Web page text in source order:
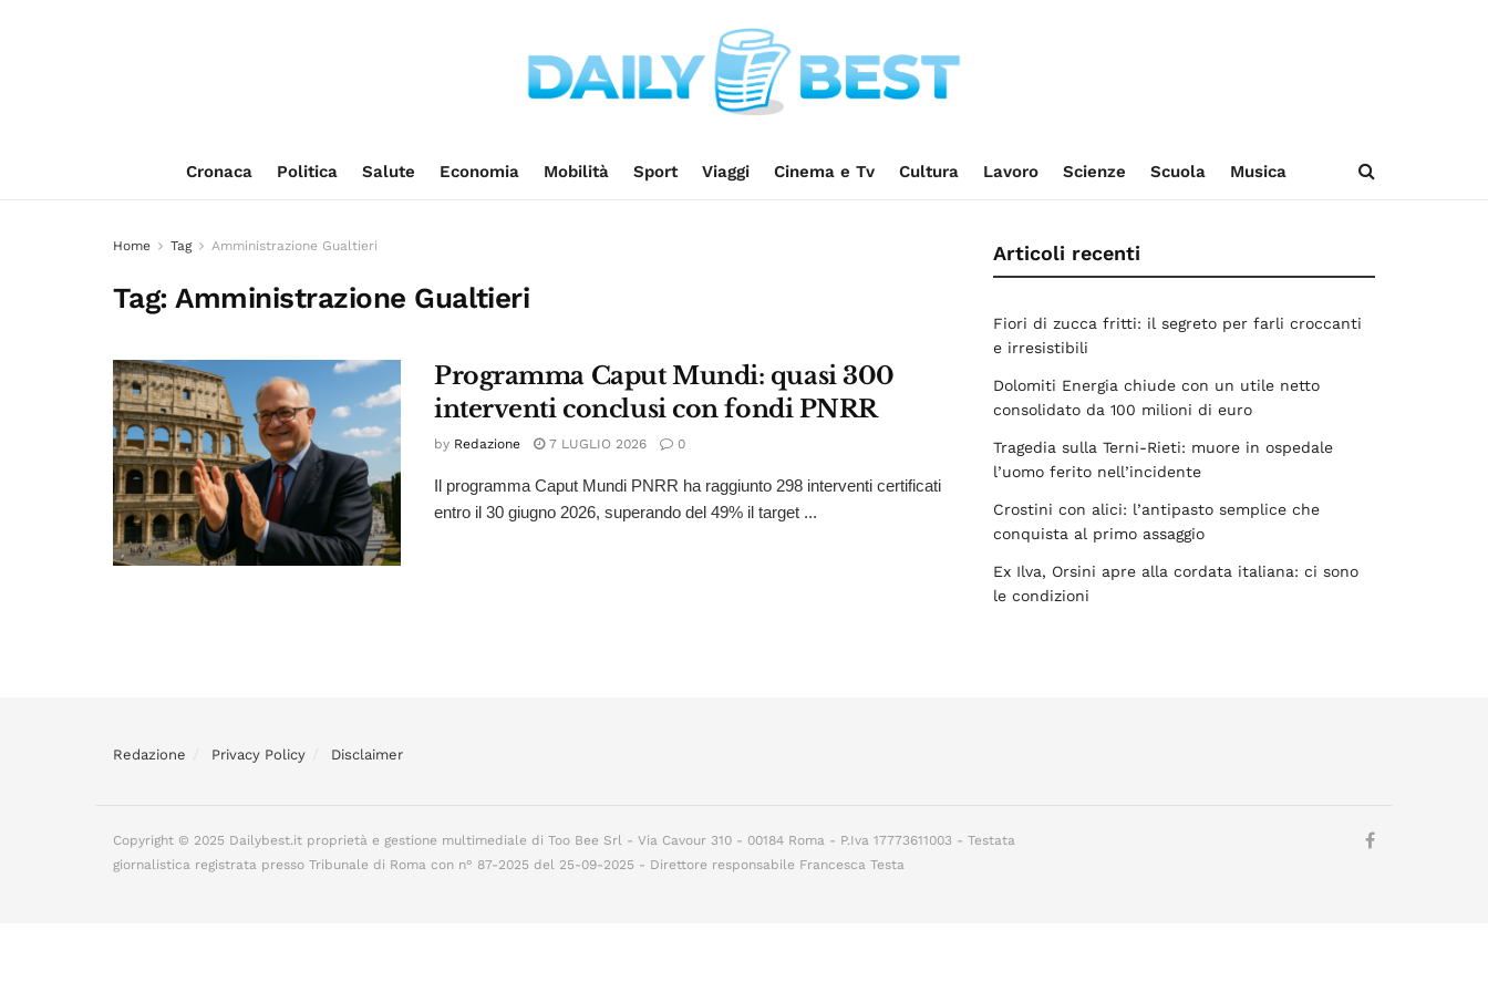
Cronaca Politica Salute Economia Mobilità Sport Viaggi Cinema e Tv Cultura Lavoro Scienze Scuola Musica
Home Tag Amministrazione Gualtieri
Tag:Amministrazione Gualtieri
Programma Caput Mundi: quasi 300
interventi conclusi con fondi PNRR
by Redazione 7 LUGLIO 2026 0
Il programma Caput Mundi PNRR ha raggiunto 298 interventi certificati
entro il 30 giugno 2026, superando del 49% il target ...
Articoli recenti
Fiori di zucca fritti: il segreto per farli croccanti
e irresistibili
Dolomiti Energia chiude con un utile netto
consolidato da 100 milioni di euro
Tragedia sulla Terni-Rieti: muore in ospedale
l’uomo ferito nell’incidente
Crostini con alici: l’antipasto semplice che
conquista al primo assaggio
Ex Ilva, Orsini apre alla cordata italiana: ci sono
le condizioni
Redazione Privacy Policy Disclaimer
Copyright © 2025 Dailybest.it proprietà e gestione multimediale di Too Bee Srl - Via Cavour 310 - 00184 Roma - P.Iva 17773611003 - Testata
giornalistica registrata presso Tribunale di Roma con n° 87-2025 del 25-09-2025 - Direttore responsabile Francesca Testa